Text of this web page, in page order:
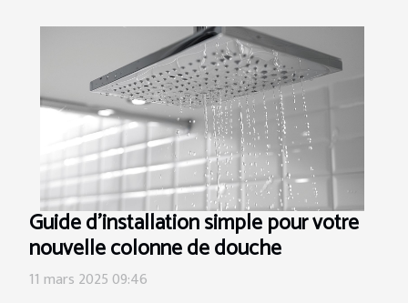
Guide d'installation simple pour votre
nouvelle colonne de douche
11 mars 2025 09:46